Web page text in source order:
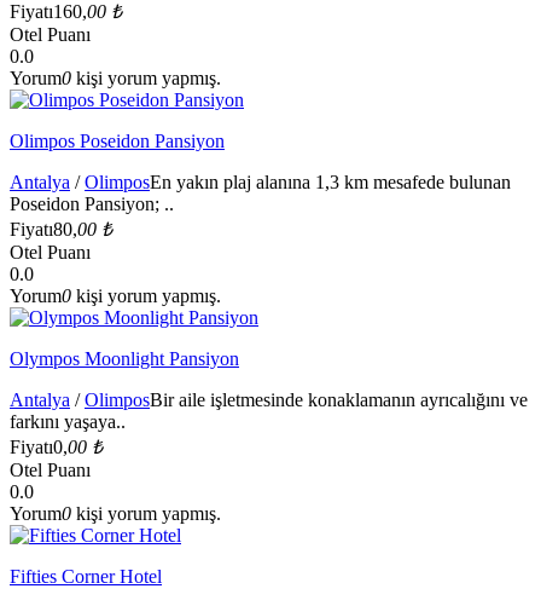
Fiyatı160,00 ₺
Otel Puanı
0.0
Yorum0 kişi yorum yapmış.
Olimpos Poseidon Pansiyon
Antalya /OlimposEn yakın plaj alanına 1,3 km mesafede bulunan
Poseidon Pansiyon; ..
Fiyatı80,00 ₺
Otel Puanı
0.0
Yorum0 kişi yorum yapmış.
Olympos Moonlight Pansiyon
Antalya /OlimposBir aile işletmesinde konaklamanın ayrıcalığını ve
farkını yaşaya..
Fiyatı0,00 ₺
Otel Puanı
0.0
Yorum0 kişi yorum yapmış.
Fifties Corner Hotel